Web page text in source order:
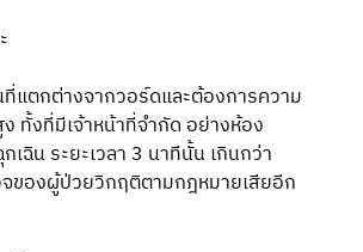
แตกต่างจากวอร์ดและต้องการความ
ทั้งที่มีเจ้าหน้าที่จำกัด อย่างห้อง
ฉิน ระยะเวลา 3 นาทีนั้น เกินกว่า
จของผู้ป่วยวิกฤติตามกฎหมายเสียอีก